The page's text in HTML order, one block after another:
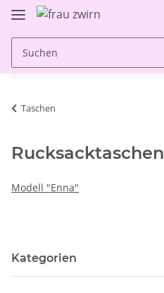
Taschen
Rucksacktaschen
Modell "Enna"
Kategorien